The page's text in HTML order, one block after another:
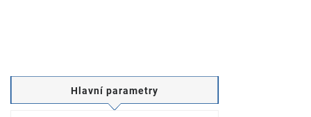
Hlavní parametry